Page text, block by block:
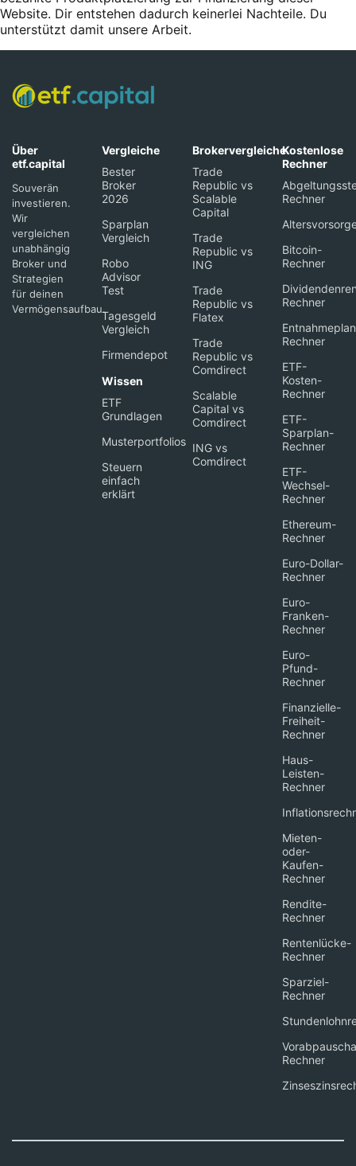
Website. Dir entstehen dadurch keinerlei Nachteile. Du
unterstützt damit unsere Arbeit.
Über
etf.capital
Souverän
investieren.
Wir
vergleichen
unabhängig
Broker und
Strategien
für deinen
Vermögensaufbau.
Vergleiche
Bester
Broker
2026
Sparplan
Vergleich
Robo
Advisor
Test
Tagesgeld
Vergleich
Firmendepot
Wissen
ETF
Grundlagen
Musterportfolios
Steuern
einfach
erklärt
Brokervergleiche
Trade
Republic vs
Scalable
Capital
Trade
Republic vs
ING
Trade
Republic vs
Flatex
Trade
Republic vs
Comdirect
Scalable
Capital vs
Comdirect
ING vs
Comdirect
Kostenlose
Rechner
Rechner
Bitcoin-
Rechner
Rechner
Rechner
ETF-
Kosten-
Rechner
ETF-
Sparplan-
Rechner
ETF-
Wechsel-
Rechner
Ethereum-
Rechner
Euro-Dollar-
Rechner
Euro-
Franken-
Rechner
Euro-
Pfund-
Rechner
Finanzielle-
Freiheit-
Rechner
Haus-
Leisten-
Rechner
Mieten-
oder-
Kaufen-
Rechner
Rendite-
Rechner
Rentenlücke-
Rechner
Sparziel-
Rechner
Rechner